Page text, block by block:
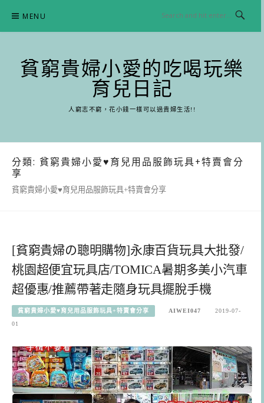
content
MENU
貧窮貴婦小愛的吃喝玩樂
育兒日記
人窮志不窮，花小錢一樣可以過貴婦生活!!
分類: 貧窮貴婦小愛♥育兒用品服飾玩具+特賣會分
享
貧窮貴婦小愛♥育兒用品服飾玩具+特賣會分享
[貧窮貴婦の聰明購物]永康百貨玩具大批發/
桃園超便宜玩具店/TOMICA暑期多美小汽車
超優惠/推薦帶著走隨身玩具擺脫手機
貧窮貴婦小愛♥育兒用品服飾玩具+特賣會分享 AIWEI047
2019-07-
01